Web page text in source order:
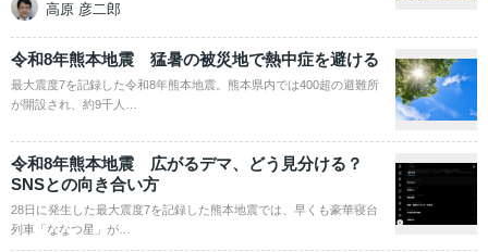
高原 彦二郎
令和8年熊本地震 猛暑の被災地で熱中症を避ける
最大震度7を記録した令和8年熊本地震。熊本県内では400超の避難所
が開設され、約9千人…
令和8年熊本地震 広がるデマ、どう見分ける？
SNSとの向き合い方
28日に発生した最大震度7を記録した熊本地震では、早くも豪華寝台
列車「ななつ星」が…